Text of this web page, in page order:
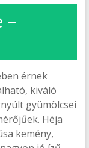
–
érnek
kiváló
gyümölcsei
Héja
kemény,